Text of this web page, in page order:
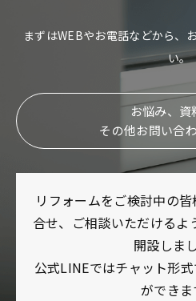
まずはWEBやお電話などから、
い。
お悩み、資
その他お問い合
リフォームをご検討中の
合せ、ご相談いただけるよ
開設しま
公式LINEではチャット形
ができま